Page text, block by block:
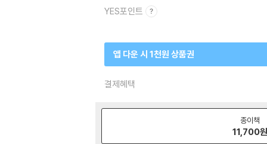
YES포인트
앱 다운 시 1천원 상품권
결제혜택
종이책
11,700